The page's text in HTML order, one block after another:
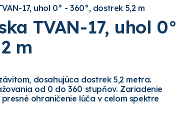
17, uhol 0° - 360°, dostrek 5,2 m
TVAN-17, uhol 0°
m
dosahujúca dostrek 5,2 metra.
od 0 do 360 stupňov. Zariadenie
ohraničenie lúča v celom spektre